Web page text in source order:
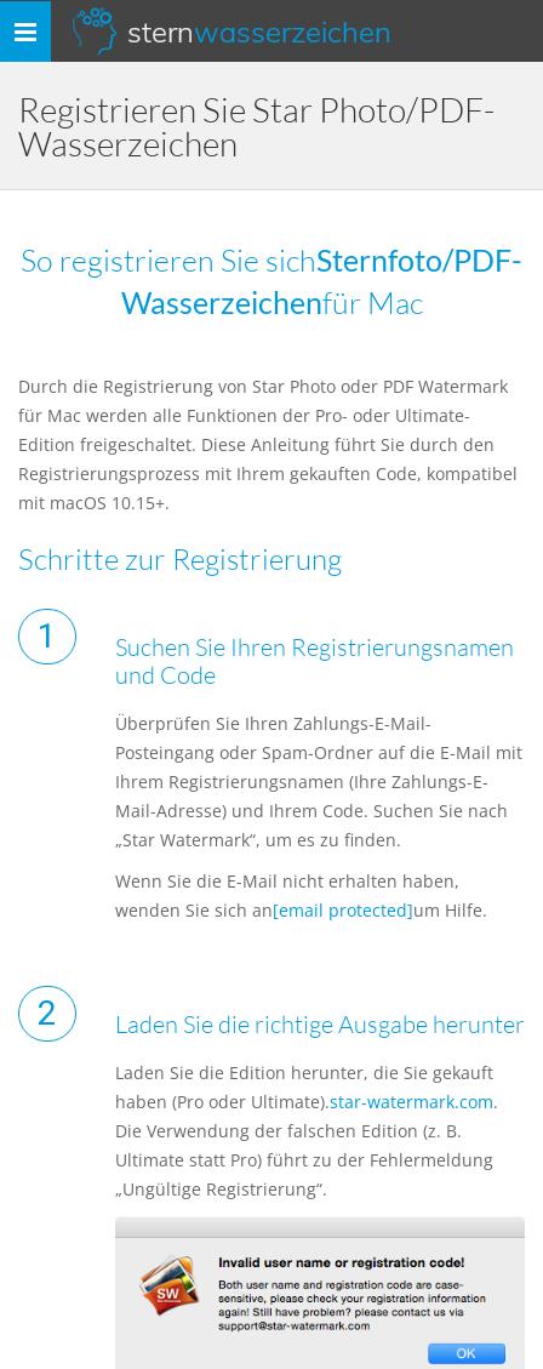
Navigation
umschalten
sternwasserzeichen
Registrieren Sie Star Photo/PDF-
Wasserzeichen
So registrieren Sie sichSternfoto/PDF-
Wasserzeichenfür Mac
Durch die Registrierung von Star Photo oder PDF Watermark
für Mac werden alle Funktionen der Pro- oder Ultimate-
Edition freigeschaltet. Diese Anleitung führt Sie durch den
Registrierungsprozess mit Ihrem gekauften Code, kompatibel
mit macOS 10.15+.
Schritte zur Registrierung
Suchen Sie Ihren Registrierungsnamen
und Code
Überprüfen Sie Ihren Zahlungs-E-Mail-
Posteingang oder Spam-Ordner auf die E-Mail mit
Ihrem Registrierungsnamen (Ihre Zahlungs-E-
Mail-Adresse) und Ihrem Code. Suchen Sie nach
„Star Watermark“, um es zu finden.
Wenn Sie die E-Mail nicht erhalten haben,
wenden Sie sich an[email protected]um Hilfe.
Laden Sie die richtige Ausgabe herunter
Laden Sie die Edition herunter, die Sie gekauft
haben (Pro oder Ultimate).star-watermark.com.
Die Verwendung der falschen Edition (z. B.
Ultimate statt Pro) führt zu der Fehlermeldung
„Ungültige Registrierung“.